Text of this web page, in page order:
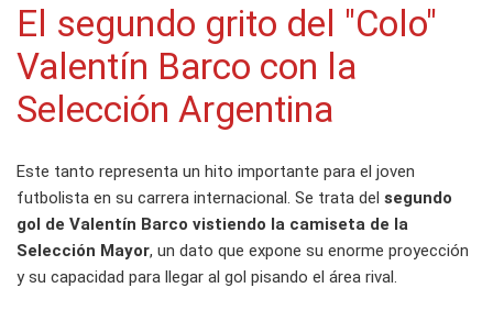
El segundo grito del "Colo"
Valentín Barco con la
Selección Argentina
Este tanto representa un hito importante para el joven
futbolista en su carrera internacional. Se trata del segundo
gol de Valentín Barco vistiendo la camiseta de la
Selección Mayor, un dato que expone su enorme proyección
y su capacidad para llegar al gol pisando el área rival.